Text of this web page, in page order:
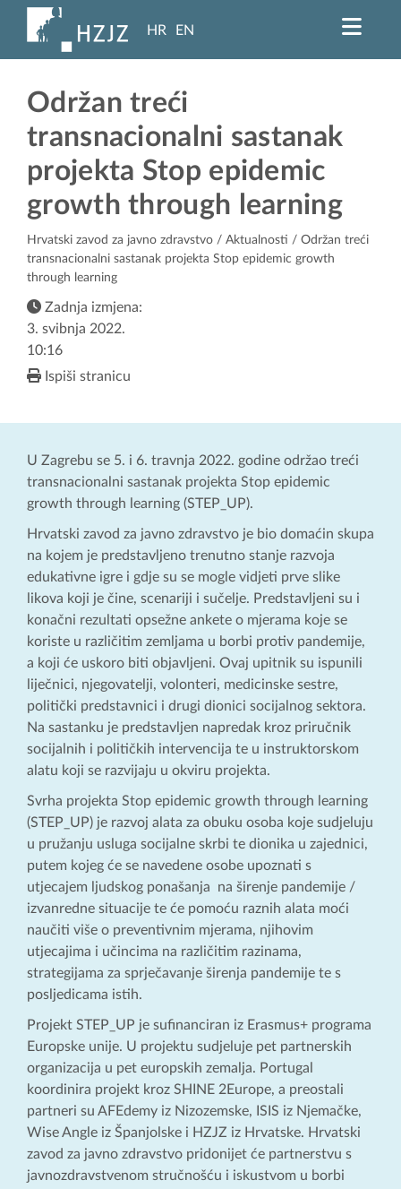
HR EN
Održan treći
transnacionalni sastanak
projekta Stop epidemic
growth through learning
Hrvatski zavod za javno zdravstvo / Aktualnosti / Održan treći
transnacionalni sastanak projekta Stop epidemic growth
through learning
Zadnja izmjena:
3. svibnja 2022.
10:16
Ispiši stranicu
U Zagrebu se 5. i 6. travnja 2022. godine održao treći
transnacionalni sastanak projekta Stop epidemic
growth through learning (STEP_UP).
Hrvatski zavod za javno zdravstvo je bio domaćin skupa
na kojem je predstavljeno trenutno stanje razvoja
edukativne igre i gdje su se mogle vidjeti prve slike
likova koji je čine, scenariji i sučelje. Predstavljeni su i
konačni rezultati opsežne ankete o mjerama koje se
koriste u različitim zemljama u borbi protiv pandemije,
a koji će uskoro biti objavljeni. Ovaj upitnik su ispunili
liječnici, njegovatelji, volonteri, medicinske sestre,
politički predstavnici i drugi dionici socijalnog sektora.
Na sastanku je predstavljen napredak kroz priručnik
socijalnih i političkih intervencija te u instruktorskom
alatu koji se razvijaju u okviru projekta.
Svrha projekta Stop epidemic growth through learning
(STEP_UP) je razvoj alata za obuku osoba koje sudjeluju
u pružanju usluga socijalne skrbi te dionika u zajednici,
putem kojeg će se navedene osobe upoznati s
utjecajem ljudskog ponašanja na širenje pandemije /
izvanredne situacije te će pomoću raznih alata moći
naučiti više o preventivnim mjerama, njihovim
utjecajima i učincima na različitim razinama,
strategijama za sprječavanje širenja pandemije te s
posljedicama istih.
Projekt STEP_UP je sufinanciran iz Erasmus+ programa
Europske unije. U projektu sudjeluje pet partnerskih
organizacija u pet europskih zemalja. Portugal
koordinira projekt kroz SHINE 2Europe, a preostali
partneri su AFEdemy iz Nizozemske, ISIS iz Njemačke,
Wise Angle iz Španjolske i HZJZ iz Hrvatske. Hrvatski
zavod za javno zdravstvo pridonijet će partnerstvu s
javnozdravstvenom stručnošću i iskustvom u borbi